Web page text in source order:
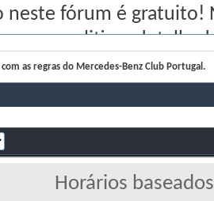
neste fórum é gratuito!
e politicas
favor, marque a
abaixo. Se você
e
a objectividade das
as regras do Mercedes-Benz Club Portugal.
Horários